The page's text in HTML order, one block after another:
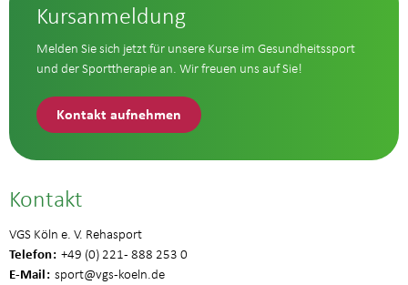
Kursanmeldung
Melden Sie sich jetzt für unsere Kurse im Gesundheitssport
und der Sporttherapie an. Wir freuen uns auf Sie!
Kontakt aufnehmen
Kontakt
VGS Köln e. V. Rehasport
Telefon +49 (0) 221 - 888 253 0
E-Mail sport@vgs-koeln.de